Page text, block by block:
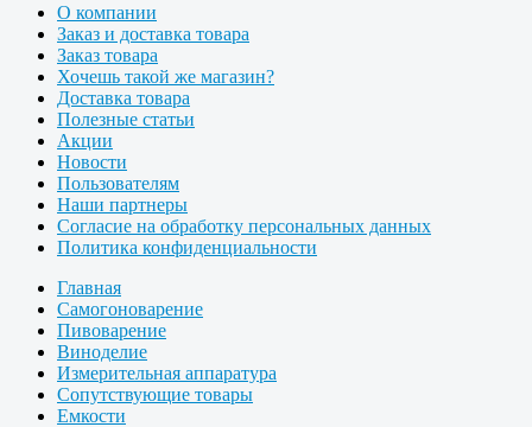
О компании
Заказ и доставка товара
Заказ товара
Хочешь такой же магазин?
Доставка товара
Полезные статьи
Акции
Новости
Пользователям
Наши партнеры
Согласие на обработку персональных данных
Политика конфиденциальности
Главная
Самогоноварение
Пивоварение
Виноделие
Измерительная аппаратура
Сопутствующие товары
Емкости